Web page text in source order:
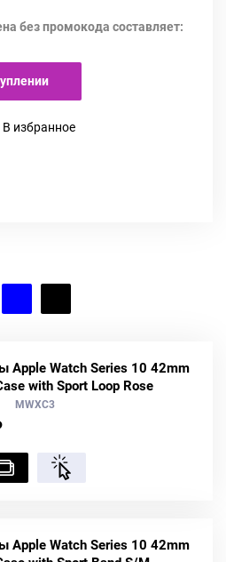
без промокода составляет:
В избранное
Apple Watch Series 10 42mm
with Sport Loop Rose
MWXC3
Apple Watch Series 10 42mm